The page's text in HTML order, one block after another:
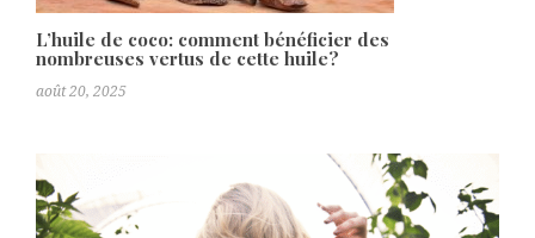
L’huile de coco: comment bénéficier des
nombreuses vertus de cette huile?
août 20, 2025